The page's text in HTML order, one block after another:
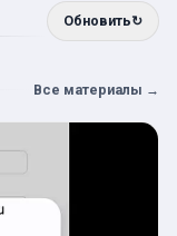
Обновить↻
Все материалы →